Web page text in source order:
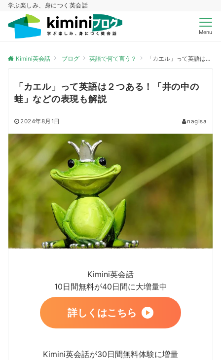
学ぶ楽しみ、身につく英会話
Menu
Kimini英会話 ブログ 英語で何て言う？ 「カエル」って英語は２つある！「井の中の蛙」などの表現も解説
「カエル」って英語は２つある！「井の中の
蛙」などの表現も解説
2024年8月1日 nagisa
Kimini英会話
10日間無料が40日間に大増量中
詳しくはこちら
Kimini英会話が30日間無料体験に増量